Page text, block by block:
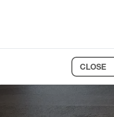
Schlüter-
CLOSE